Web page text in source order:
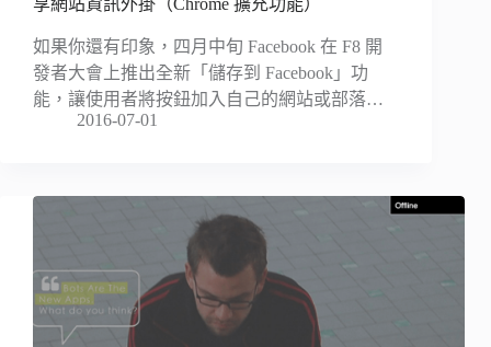
享網站資訊外掛（Chrome 擴充功能）
如果你還有印象，四月中旬 Facebook 在 F8 開
發者大會上推出全新「儲存到 Facebook」功
能，讓使用者將按鈕加入自己的網站或部落…
2016-07-01